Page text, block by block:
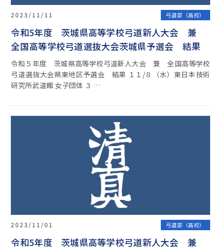
2023/11/11 弓道部（高校）
令和5年度 茨城県高等学校弓道新人大会 兼
全国高等学校弓道選抜大会茨城県予選会 結果
令和５年度 茨城県高等学校弓道新人大会 兼 全国高等学校
弓道選抜大会県東地区予選会 結果 １１/８（水）東日本技術
研究所武道館 女子団体 ３ …
2023/11/01 弓道部（高校）
令和5年度 茨城県高等学校弓道新人大会 兼